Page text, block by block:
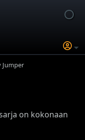
Jumper
on kokonaan